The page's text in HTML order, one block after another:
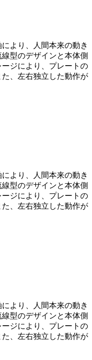
より、人間本来の動き
型のデザインと本体側
ジにより、プレートの
、左右独立した動作が
より、人間本来の動き
型のデザインと本体側
ジにより、プレートの
、左右独立した動作が
より、人間本来の動き
型のデザインと本体側
ジにより、プレートの
、左右独立した動作が